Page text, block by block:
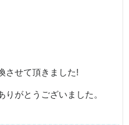
させて頂きました!
がとうございました。